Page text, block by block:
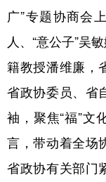
广”专题协商会
人、“意公子”吴
籍教授潘维廉，
省政协委员、省
袖，聚焦“福”文
言，带动着全场
省政协有关部门